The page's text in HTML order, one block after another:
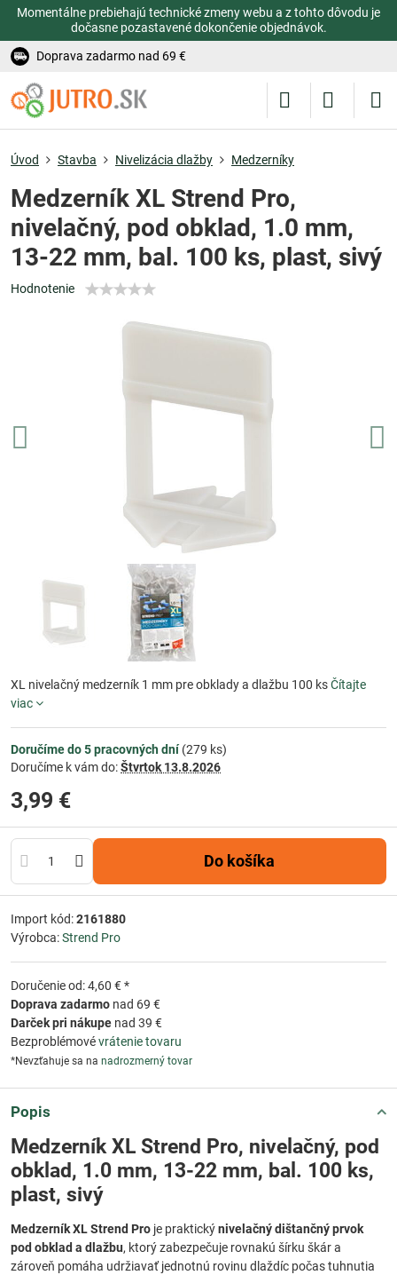
Momentálne prebiehajú technické zmeny webu a z tohto dôvodu je
dočasne pozastavené dokončenie objednávok.
Doprava zadarmo nad 69 €
Úvod Stavba Nivelizácia dlažby Medzerníky
Medzerník XL Strend Pro,
nivelačný, pod obklad, 1.0 mm,
13-22 mm, bal. 100 ks, plast, sivý
Hodnotenie
XL nivelačný medzerník 1 mm pre obklady a dlažbu 100 ksČítajte
viac
Doručíme do 5 pracovných dní(279 ks)
Doručíme k vám do:Štvrtok 13.8.2026
3,99 €
Do košíka
Import kód:2161880
Výrobca:Strend Pro
Doručenie od: 4,60 € *
Doprava zadarmo nad 69 €
Darček pri nákupe nad 39 €
Bezproblémovévrátenie tovaru
*Nevzťahuje sa na nadrozmerný tovar
Popis
Medzerník XL Strend Pro, nivelačný, pod
obklad, 1.0 mm, 13-22 mm, bal. 100 ks,
plast, sivý
Medzerník XL Strend Pro je praktickýnivelačný dištančný prvok
pod obklad a dlažbu, ktorý zabezpečuje rovnakú šírku škár a
zároveň pomáha udržiavať jednotnú rovinu dlaždíc počas tuhnutia